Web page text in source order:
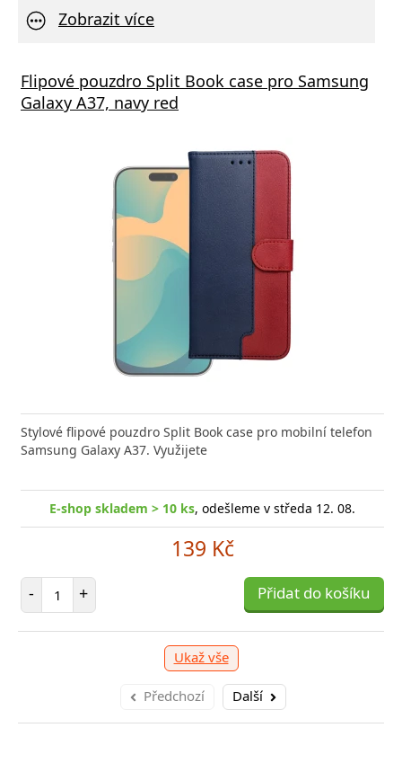
Zobrazit více
Flipové pouzdro Split Book case pro Samsung
Galaxy A37, navy red
Stylové flipové pouzdro Split Book case pro mobilní telefon
Samsung Galaxy A37. Využijete
E-shop skladem > 10 ks, odešleme v středa 12. 08.
139 Kč
- Počet položek
+ Přidat do košíku
Ukaž vše
Předchozí Další